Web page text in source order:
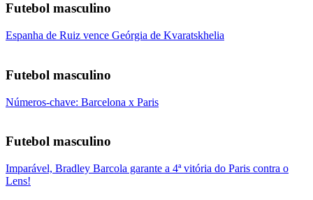
Futebol masculino
Espanha de Ruiz vence Geórgia de Kvaratskhelia
Futebol masculino
Números-chave: Barcelona x Paris
Futebol masculino
Imparável, Bradley Barcola garante a 4ª vitória do Paris contra o
Lens!